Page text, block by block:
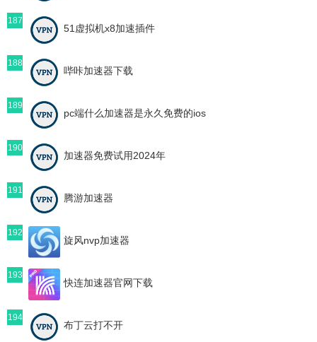
187
51虚拟机x8加速插件
188
哔咔加速器下载
189
pc端什么加速器是永久免费的ios
190
加速器免费试用2024年
191
腾游加速器
192
旋风nvp加速器
193
快连加速器官网下载
194
布丁云打不开